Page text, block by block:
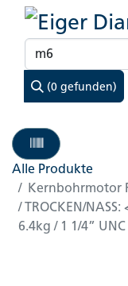
(0 gefunden)
Alle Produkte
Kernbohrmotor
/ TROCKEN/
6.4kg / 1 1/4” UNC